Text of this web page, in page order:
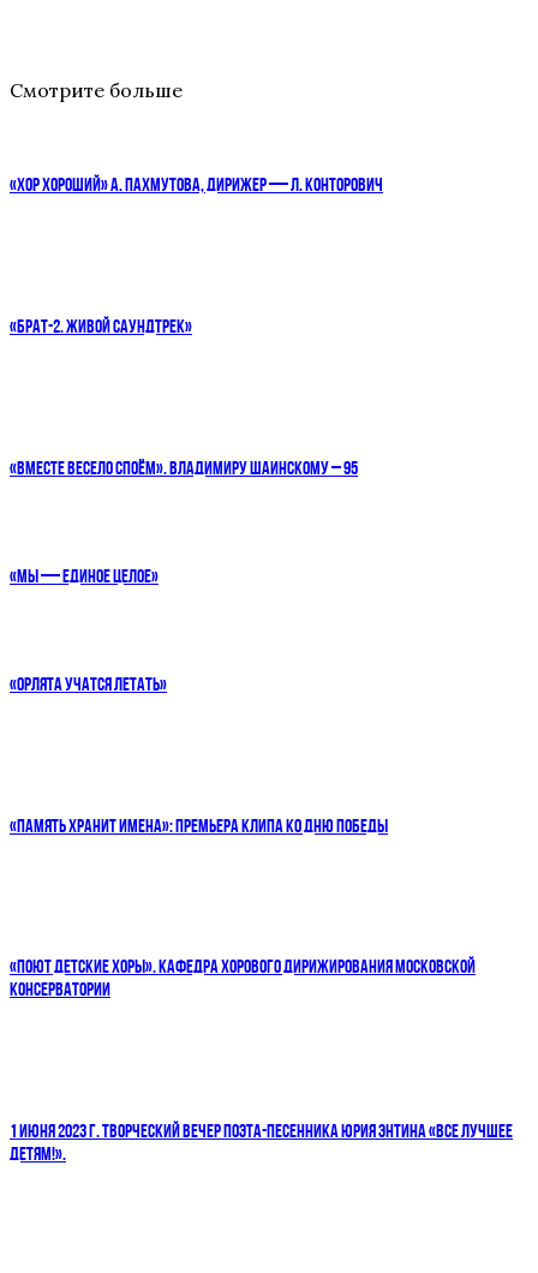
Смотрите больше
«ХОР ХОРОШИЙ» А. ПАХМУТОВА, ДИРИЖЕР — Л. КОНТОРОВИЧ
«БРАТ-2. ЖИВОЙ САУНДТРЕК»
«ВМЕСТЕ ВЕСЕЛО СПОЁМ». ВЛАДИМИРУ ШАИНСКОМУ – 95
«МЫ — ЕДИНОЕ ЦЕЛОЕ»
«ОРЛЯТА УЧАТСЯ ЛЕТАТЬ»
«ПАМЯТЬ ХРАНИТ ИМЕНА»: ПРЕМЬЕРА КЛИПА КО ДНЮ ПОБЕДЫ
«ПОЮТ ДЕТСКИЕ ХОРЫ». КАФЕДРА ХОРОВОГО ДИРИЖИРОВАНИЯ МОСКОВСКОЙ
КОНСЕРВАТОРИИ
1 ИЮНЯ 2023 Г. ТВОРЧЕСКИЙ ВЕЧЕР ПОЭТА-ПЕСЕННИКА ЮРИЯ ЭНТИНА «ВСЕ ЛУЧШЕЕ
ДЕТЯМ!».